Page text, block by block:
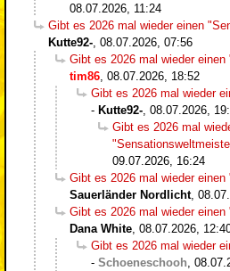
08.07.2026, 11:24
Gibt es 2026 mal wieder einen
Kutte92- 08.07.2026, 07:56
Gibt es 2026 mal wieder
tim86 08.07.2026, 18:52
Gibt es 2026 mal wieder
- Kutte92- 08.07.2026,
Gibt es 2026 mal
09.07.2026, 16:24
Gibt es 2026 mal wieder
Sauerländer Nordlicht,
Gibt es 2026 mal wieder
Dana White 08.07.2026,
Gibt es 2026 mal wieder
- Schoeneschooh